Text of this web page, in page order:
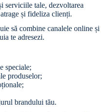
serviciile tale, dezvoltarea
și fideliza clienți.
să combine canalele online și
te adresezi.
speciale;
produselor;
brandului tău.